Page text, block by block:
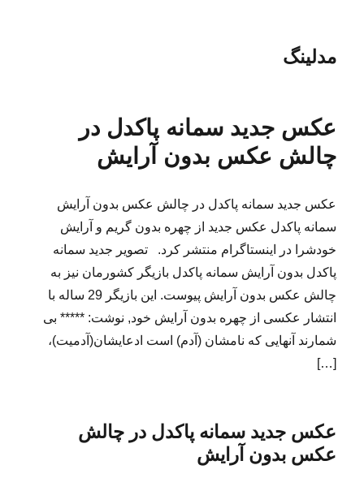
مدلینگ
عکس جدید سمانه پاکدل در
چالش عکس بدون آرایش
عکس جدید سمانه پاکدل در چالش عکس بدون آرایش
سمانه پاکدل عکس جدید از چهره بدون گریم و آرایش
خودشرا در اینستاگرام منتشر کرد. تصویر جدید سمانه
پاکدل بدون آرایش سمانه پاکدل بازیگر کشورمان نیز به
چالش عکس بدون آرایش پیوست. این بازیگر 29 ساله با
انتشار عکسی از چهره بدون آرایش خود, نوشت: ***** بى
شمارند آنهايى كه نامشان (آدم) است ادعايشان(آدميت)،
[…]
عکس جدید سمانه پاکدل در چالش
عکس بدون آرایش